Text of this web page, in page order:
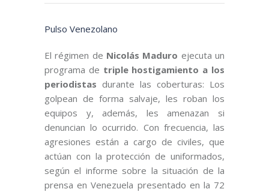
Pulso Venezolano
El régimen de Nicolás Maduro ejecuta un
programa de triple hostigamiento a los
periodistas durante las coberturas: Los
golpean de forma salvaje, les roban los
equipos y, además, les amenazan si
denuncian lo ocurrido. Con frecuencia, las
agresiones están a cargo de civiles, que
actúan con la protección de uniformados,
según el informe sobre la situación de la
prensa en Venezuela presentado en la 72